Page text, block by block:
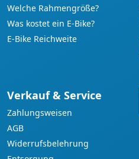
Welche Rahmengröße?
Was kostet ein E-Bike?
E-Bike Reichweite
Verkauf & Service
Zahlungsweisen
AGB
Widerrufsbelehrung